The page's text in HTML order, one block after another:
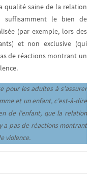
qualité saine de la relation
suffisamment le bien de
(par exemple, lors des
et non exclusive (qui
de réactions montrant un
pour les adultes à s’assurer
et un enfant, c’est-à-dire
de l’enfant, que la relation
a pas de réactions montrant
violence.